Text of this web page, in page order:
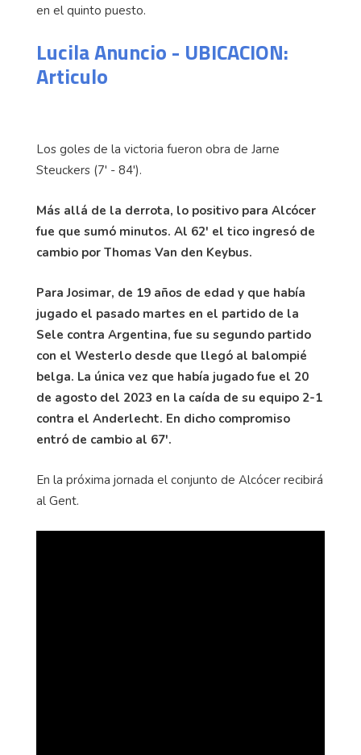
en el quinto puesto.
Lucila Anuncio - UBICACION:
Articulo
Los goles de la victoria fueron obra de Jarne
Steuckers (7' - 84').
Más allá de la derrota, lo positivo para Alcócer
fue que sumó minutos. Al 62' el tico ingresó de
cambio por Thomas Van den Keybus.
Para Josimar, de 19 años de edad y que había
jugado el pasado martes en el partido de la
Sele contra Argentina, fue su segundo partido
con el Westerlo desde que llegó al balompié
belga. La única vez que había jugado fue el 20
de agosto del 2023 en la caída de su equipo 2-1
contra el Anderlecht. En dicho compromiso
entró de cambio al 67'.
En la próxima jornada el conjunto de Alcócer recibirá
al Gent.